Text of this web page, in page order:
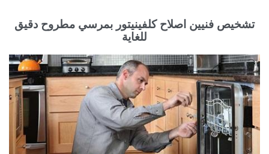
تشخيص فنيين اصلاح كلفينيتور بمرسي مطروح دقيق
للغاية